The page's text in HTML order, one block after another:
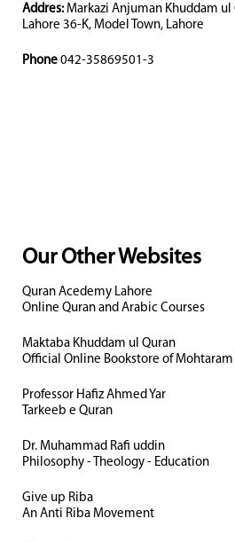
Addres: Markazi Anjuman Khuddam ul
Lahore 36-K, Model Town, Lahore
Phone 042-35869501-3
Our Other Websites
Quran Acedemy Lahore
Online Quran and Arabic Courses
Maktaba Khuddam ul Quran
Official Online Bookstore of Mohtaram
Professor Hafiz Ahmed Yar
Tarkeeb e Quran
Dr. Muhammad Rafi uddin
Philosophy - Theology - Education
Give up Riba
An Anti Riba Movement